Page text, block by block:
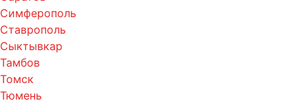
Симферополь
Ставрополь
Сыктывкар
Тамбов
Томск
Тюмень